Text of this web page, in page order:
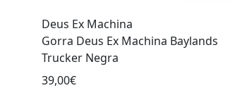
Deus Ex Machina
Gorra Deus Ex Machina Baylands
Trucker Negra
39,00€